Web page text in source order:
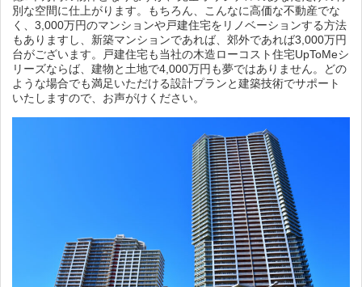
別な空間に仕上がります。もちろん、こんなに高価な不動産でな
く、3,000万円のマンションや戸建住宅をリノベーションする方法
もありますし、新築マンションであれば、郊外であれば3,000万円
台がございます。戸建住宅も当社の木造ローコスト住宅UpToMeシ
リーズならば、建物と土地で4,000万円も夢ではありません。どの
ような場合でも満足いただける設計プランと建築技術でサポート
いたしますので、お声がけください。